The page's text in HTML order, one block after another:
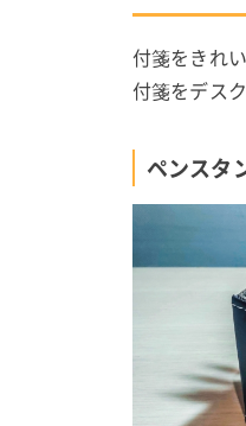
付箋をきれ
付箋をデス
ペンスタ